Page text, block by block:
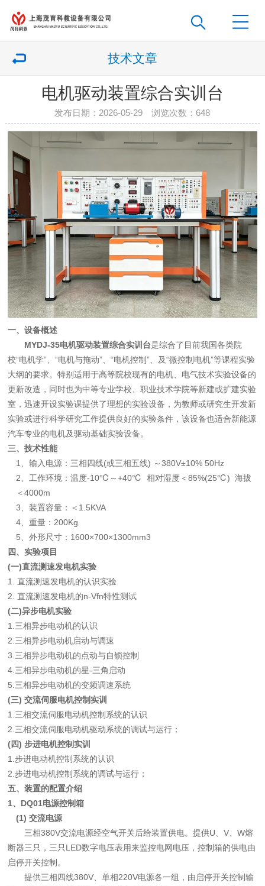
技术文章
电机驱动装置综合实训台
发布日期：2026-05-29 浏览次数： 648
一、设备概述
MYDJ-35电机驱动装置综合实训台是综合了目前我国各类院
校“电机学”、“电机与拖动”、“电机控制”、及“微控制电机”等课程实验
大纲的要求。特别适用于高等院校现有的电机、电气技术实验设备的
更新改造，同时也为中等专业学校、职业技术学院等新建或扩建实验
室，迅速开设实验课提供了理想的实验设备，为教师或研究生开发新
实验或进行科学研究工作提供良好的实验条件 ，该设备也适合新能源
汽车专业的电机及驱动基础实验设备。
三、技术性能
1、输入电源：三相四线(或三相五线) ～380V±10% 50Hz
2、工作环境：温度-10℃～+40℃ 相对湿度＜85%(25℃) 海拔
＜4000m
3、装置容量：＜1.5KVA
4、重量： 200Kg
5、外形尺寸：1600×700×1300mm3
四、实验项目
(一)直流测速发电机实验
1.
直流测速发电机的认识实验
2 直流测速发电机的n-Vfn特性测试
(二)异步电机实验
1. 三相异步电动机的认识
2.三相异步电动机启动与调速
3 .三相异步电动机的点动与自锁控制
4. 三相异步电动机的星-三角启动
5 .三相异步电动机的变频调速系统
(三) 交流伺服电机控制实训
1.三相交流伺服电动机控制系统的认识
2.三相交流伺服电动机驱动系统的调试与运行；
(四) 步进电机控制实训
1.步进电动机控制系统的认识
2.步进电动机控制系统的调试与运行；
五、装置的配置介绍
1、DQ01电源控制箱
(1) 交流电源
三相380V交流电源经空气开关后给装置供电。提供U、V、W熔
断器三只， 三只LED数字电压表用来监控电网电压，控制箱的供电由
启停开关控制。
提供三相四线380V、单相220V电源各一组，由启停开关控制输